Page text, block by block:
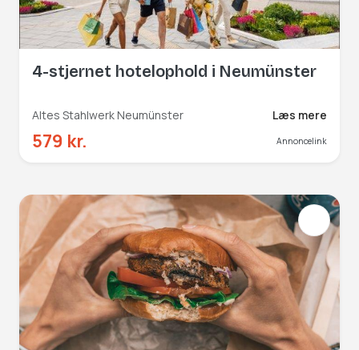
4-stjernet hotelophold i Neumünster
Altes Stahlwerk Neumünster Læs mere
579 kr. Annoncelink